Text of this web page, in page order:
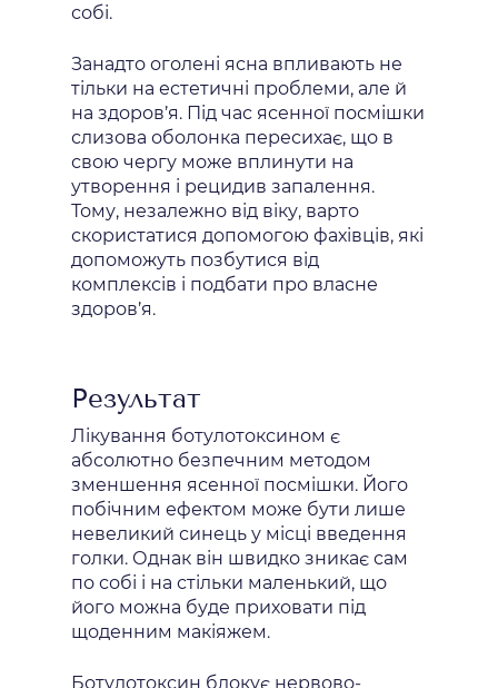
собі.
Занадто оголені ясна впливають не
тільки на естетичні проблеми, але й
на здоров’я. Під час ясенної посмішки
слизова оболонка пересихає, що в
свою чергу може вплинути на
утворення і рецидив запалення.
Тому, незалежно від віку, варто
скористатися допомогою фахівців, які
допоможуть позбутися від
комплексів і подбати про власне
здоров’я.
Результат
Лікування ботулотоксином є
абсолютно безпечним методом
зменшення ясенної посмішки. Його
побічним ефектом може бути лише
невеликий синець у місці введення
голки. Однак він швидко зникає сам
по собі і на стільки маленький, що
його можна буде приховати під
щоденним макіяжем.
Ботулотоксин блокує нервово-